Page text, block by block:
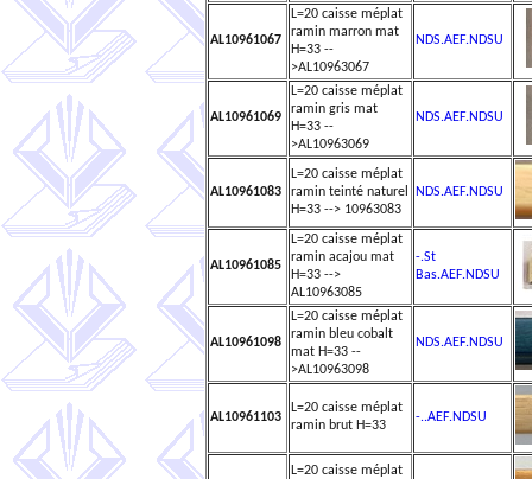
AL10961067
L=20 caisse méplat
ramin marron mat
H=33 --
>AL10963067
NDS.AEF.NDSU
AL10961069
L=20 caisse méplat
ramin gris mat
H=33 --
>AL10963069
NDS.AEF.NDSU
AL10961083
L=20 caisse méplat
ramin teinté naturel
H=33 --> 10963083
NDS.AEF.NDSU
AL10961085
L=20 caisse méplat
ramin acajou mat
H=33 -->
AL10963085
-.St
Bas.AEF.NDSU
AL10961098
L=20 caisse méplat
ramin bleu cobalt
mat H=33 --
>AL10963098
NDS.AEF.NDSU
AL10961103
L=20 caisse méplat
ramin brut H=33
-..AEF.NDSU
L=20 caisse méplat